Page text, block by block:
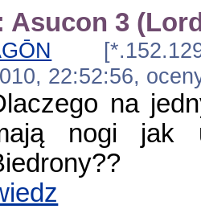
Asucon 3
22:52:56,
na
nogi jak